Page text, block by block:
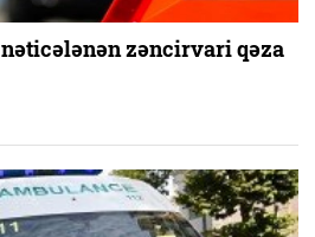
zəncirvari qəza